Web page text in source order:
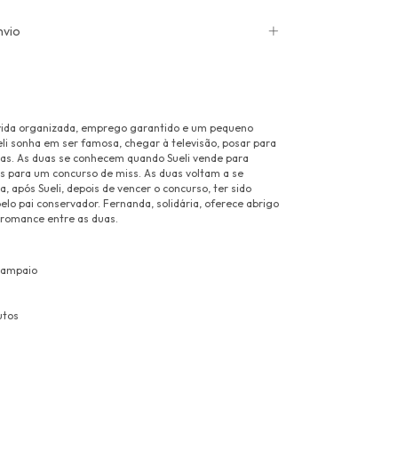
organizada, emprego garantido e um pequeno
sonha em ser famosa, chegar à televisão, posar para
As duas se conhecem quando Sueli vende para
para um concurso de miss. As duas voltam a se
após Sueli, depois de vencer o concurso, ter sido
pai conservador. Fernanda, solidária, oferece abrigo
entre as duas.